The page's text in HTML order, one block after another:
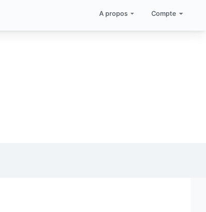
A propos Compte